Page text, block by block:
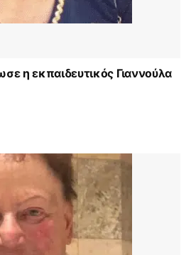
η εκπαιδευτικός Γιαννούλα